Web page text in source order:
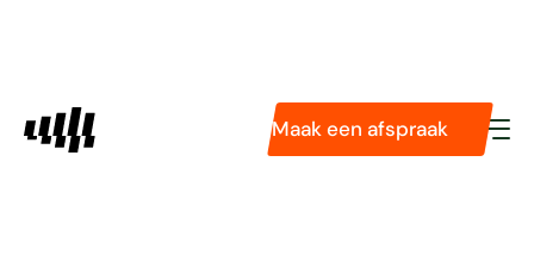
Podologie
Tarieven
Maak een afspraak
8 meest voorkomende